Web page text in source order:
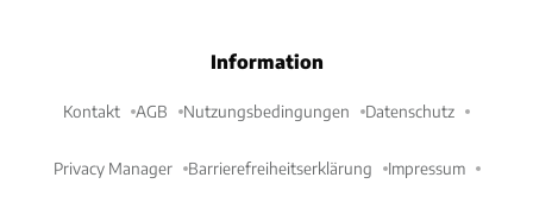
Information
Kontakt AGB Nutzungsbedingungen Datenschutz
Privacy Manager Barrierefreiheitserklärung Impressum